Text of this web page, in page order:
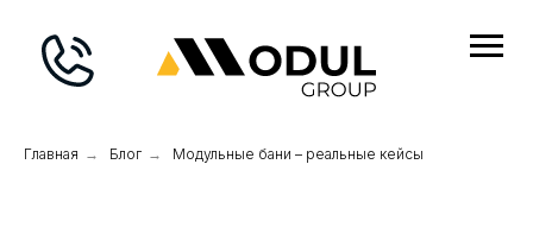
Главная → Блог → Модульные бани – реальные кейсы